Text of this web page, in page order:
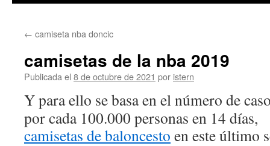
contenido
← camiseta nba doncic
camisetas de la nba 2019
Publicada el 8 de octubre de 2021 por istern
Y para ello se basa en el número de
por cada 100.000 personas en 14 días,
camisetas de baloncesto en este último